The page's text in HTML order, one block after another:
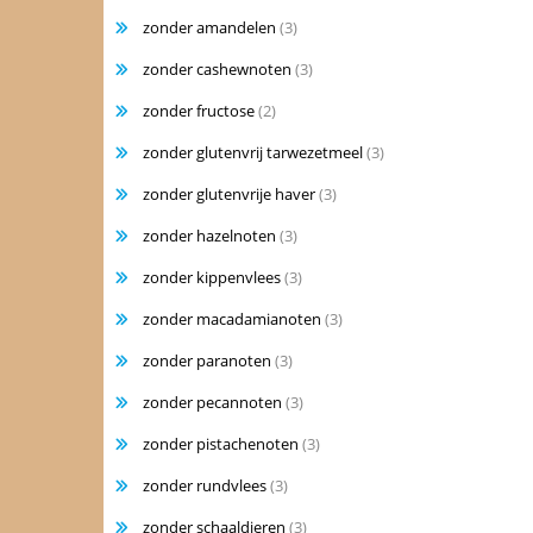
zonder amandelen (3)
zonder cashewnoten (3)
zonder fructose(2)
zonder glutenvrij tarwezetmeel(3)
zonder glutenvrije haver(3)
zonder hazelnoten (3)
zonder kippenvlees(3)
zonder macadamianoten (3)
zonder paranoten (3)
zonder pecannoten (3)
zonder pistachenoten (3)
zonder rundvlees(3)
zonder schaaldieren (3)